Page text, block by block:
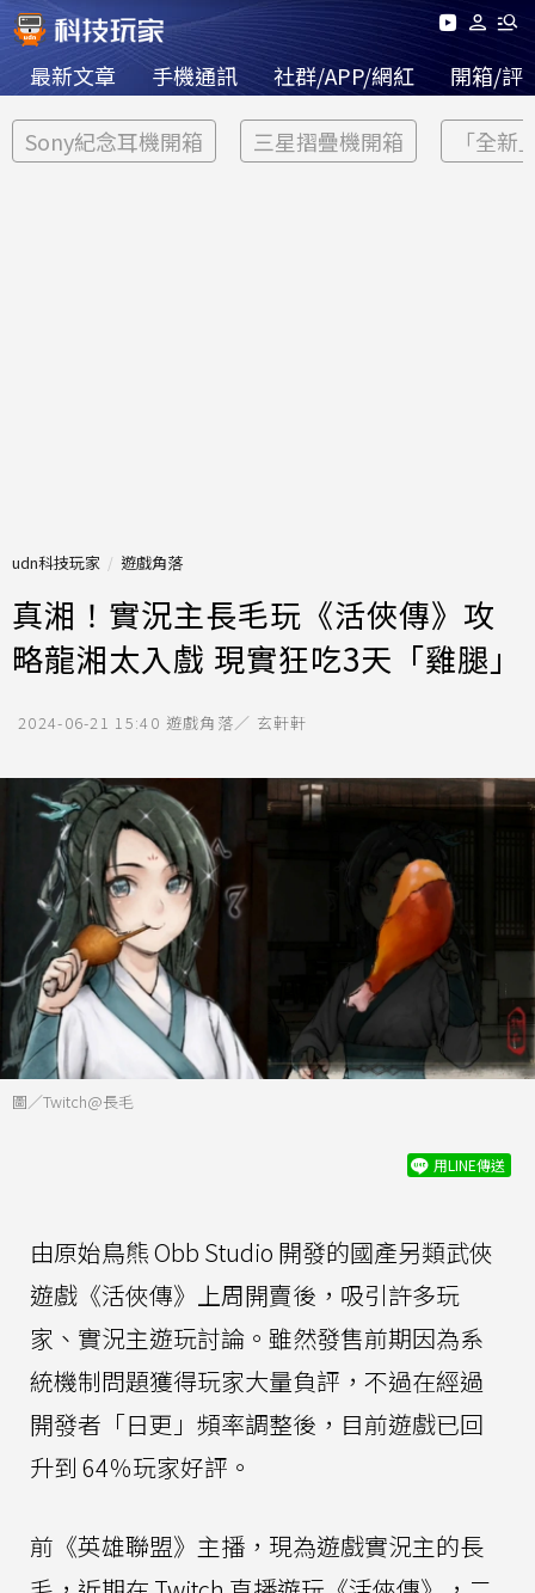
最新文章 手機通訊 社群/APP/網紅 開箱/評
Sony紀念耳機開箱 三星摺疊機開箱 「全新
udn科技玩家 遊戲角落
真湘！實況主長毛玩《活俠傳》攻
略龍湘太入戲 現實狂吃3天「雞腿」
2024-06-21 15:40 遊戲角落／ 玄軒軒
圖／Twitch@長毛
用LINE傳送
由原始鳥熊 Obb Studio 開發的國產另類武俠
遊戲《活俠傳》上周開賣後，吸引許多玩
家、實況主遊玩討論。雖然發售前期因為系
統機制問題獲得玩家大量負評，不過在經過
開發者「日更」頻率調整後，目前遊戲已回
升到 64％玩家好評。
前《英雄聯盟》主播，現為遊戲實況主的長